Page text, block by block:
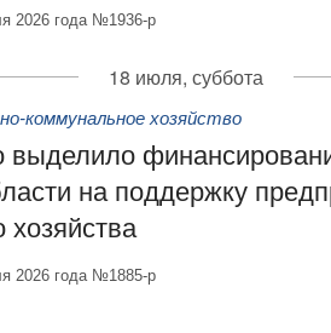
2026 года №1936-р
18 июля, суббота
коммунальное хозяйство
выделило
на поддержку
хозяйства
2026 года №1885-р